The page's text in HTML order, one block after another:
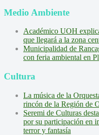
Medio Ambiente
Académico UOH
que llegará a la zona
Municipalidad de
con feria ambiental en
Cultura
La música de la
rincón de la Región de
Seremi de Culturas
por su participación en
terror y fantasía